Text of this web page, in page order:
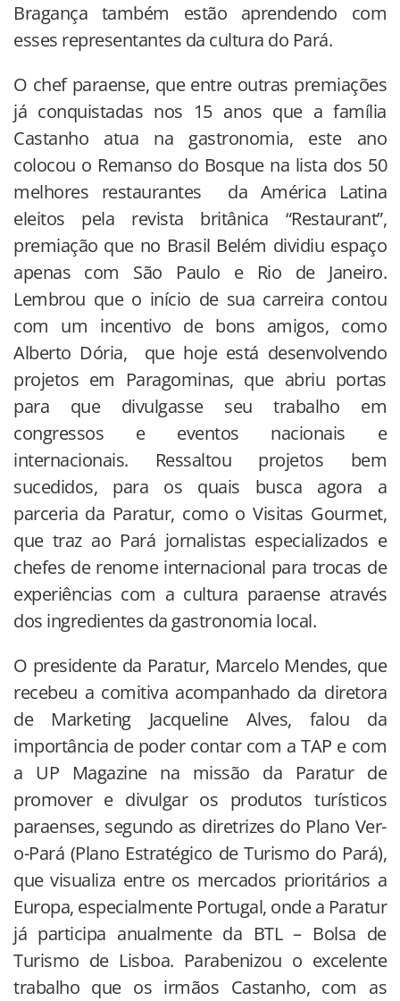
Bragança também estão aprendendo com
esses representantes da cultura do Pará.
O chef paraense, que entre outras premiações
já conquistadas nos 15 anos que a família
Castanho atua na gastronomia, este ano
colocou o Remanso do Bosque na lista dos 50
melhores restaurantes da América Latina
eleitos pela revista britânica “Restaurant”,
premiação que no Brasil Belém dividiu espaço
apenas com São Paulo e Rio de Janeiro.
Lembrou que o início de sua carreira contou
com um incentivo de bons amigos, como
Alberto Dória, que hoje está desenvolvendo
projetos em Paragominas, que abriu portas
para que divulgasse seu trabalho em
congressos e eventos nacionais e
internacionais. Ressaltou projetos bem
sucedidos, para os quais busca agora a
parceria da Paratur, como o Visitas Gourmet,
que traz ao Pará jornalistas especializados e
chefes de renome internacional para trocas de
experiências com a cultura paraense através
dos ingredientes da gastronomia local.
O presidente da Paratur, Marcelo Mendes, que
recebeu a comitiva acompanhado da diretora
de Marketing Jacqueline Alves, falou da
importância de poder contar com a TAP e com
a UP Magazine na missão da Paratur de
promover e divulgar os produtos turísticos
paraenses, segundo as diretrizes do Plano Ver-
o-Pará (Plano Estratégico de Turismo do Pará),
que visualiza entre os mercados prioritários a
Europa, especialmente Portugal, onde a Paratur
já participa anualmente da BTL – Bolsa de
Turismo de Lisboa. Parabenizou o excelente
trabalho que os irmãos Castanho, com as